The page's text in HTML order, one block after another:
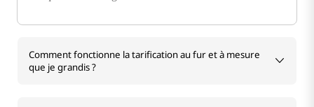
Comment fonctionne la tarification au fur et à mesure
que je grandis ?